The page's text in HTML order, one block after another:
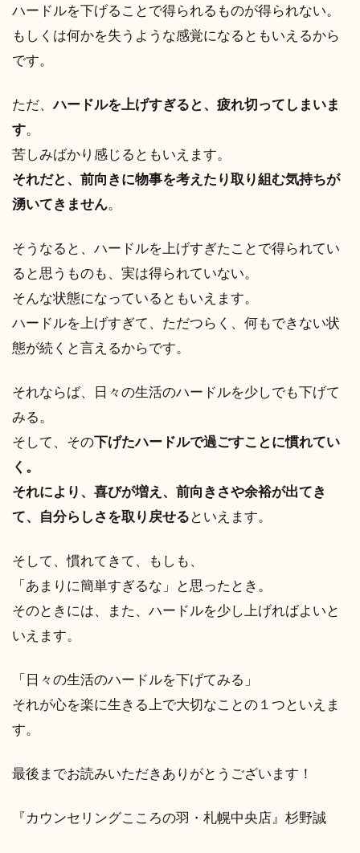
ハードルを下げることで得られるものが得られない。
もしくは何かを失うような感覚になるともいえるから
です。
ただ、ハードルを上げすぎると、疲れ切ってしまいま
す。
苦しみばかり感じるともいえます。
それだと、前向きに物事を考えたり取り組む気持ちが
湧いてきません。
そうなると、ハードルを上げすぎたことで得られてい
ると思うものも、実は得られていない。
そんな状態になっているともいえます。
ハードルを上げすぎて、ただつらく、何もできない状
態が続くと言えるからです。
それならば、日々の生活のハードルを少しでも下げて
みる。
そして、その下げたハードルで過ごすことに慣れてい
く。
それにより、喜びが増え、前向きさや余裕が出てき
て、自分らしさを取り戻せる といえます。
そして、慣れてきて、もしも、
「あまりに簡単すぎるな」と思ったとき。
そのときには、また、ハードルを少し上げればよいと
いえます。
「日々の生活のハードルを下げてみる」
それが心を楽に生きる上で大切なことの１つといえま
す。
最後までお読みいただきありがとうございます！
『カウンセリングこころの羽・札幌中央店』杉野誠